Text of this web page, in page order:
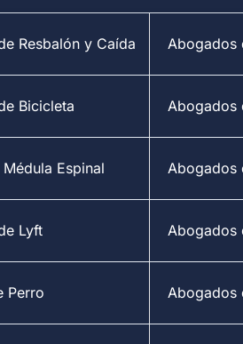
Resbalón y Caída Abogados
Bicicleta Abogados
Espinal Abogados
Lyft Abogados
Perro Abogados